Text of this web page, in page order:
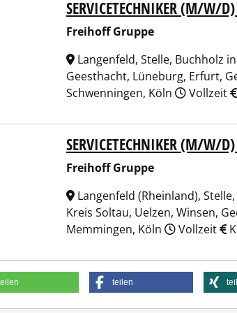
SERVICETECHNIKER (M/W/
Freihoff Gruppe
Langenfeld, Stelle, Buchholz
Geesthacht, Lüneburg, Erfurt,
Schwenningen, Köln
Vollzeit
SERVICETECHNIKER (M/W/
Freihoff Gruppe
Langenfeld (Rheinland),
Kreis Soltau, Uelzen, Winsen,
Memmingen, Köln
Vollzeit
teilen